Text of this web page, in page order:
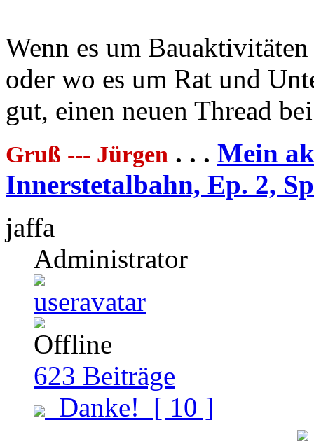
Wenn es um
oder wo es um Rat und
gut, einen neuen Thread
Gruß --- Jürgen . . . Mein
Innerstetalbahn, Ep. 2,
jaffa
Administrator
623 Beiträge
Danke! [ 10 ]